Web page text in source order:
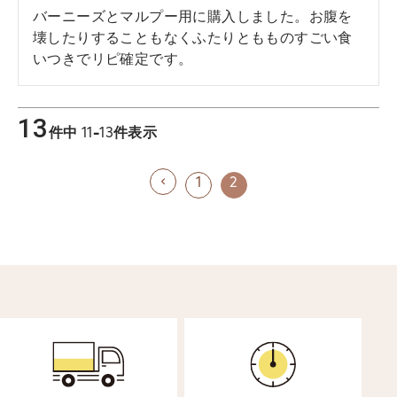
バーニーズとマルプー用に購入しました。お腹を
壊したりすることもなくふたりともものすごい食
いつきでリピ確定です。
13件中 11-13件表示
1 2